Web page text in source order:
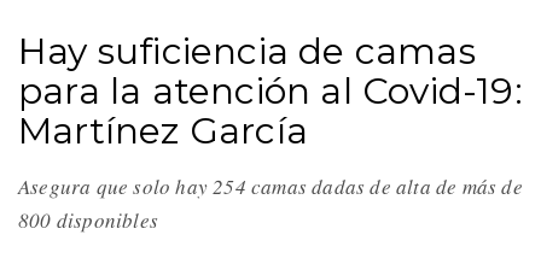
Hay suficiencia de camas
para la atención al Covid-19:
Martínez García
Asegura que solo hay 254 camas dadas de alta de más de
800 disponibles